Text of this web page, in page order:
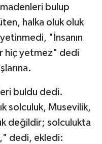
bulup
halka oluk oluk
"İnsanın
hiç yetmez" dedi
buldu dedi.
solculuk, Musevilik,
değildir; solculukta
dedi, ekledi: